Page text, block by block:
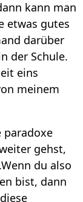
kann man
etwas gutes
darüber
der Schule.
eins
meinem
paradoxe
gehst,
du also
bist, dann